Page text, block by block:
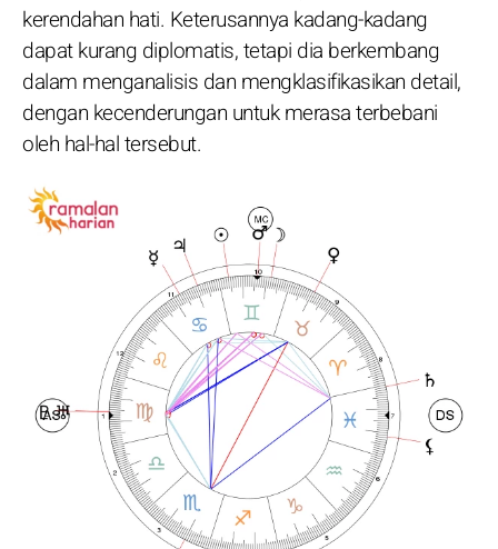
kerendahan hati. Keterusannya kadang-kadang
dapat kurang diplomatis, tetapi dia berkembang
dalam menganalisis dan mengklasifikasikan detail,
dengan kecenderungan untuk merasa terbebani
oleh hal-hal tersebut.